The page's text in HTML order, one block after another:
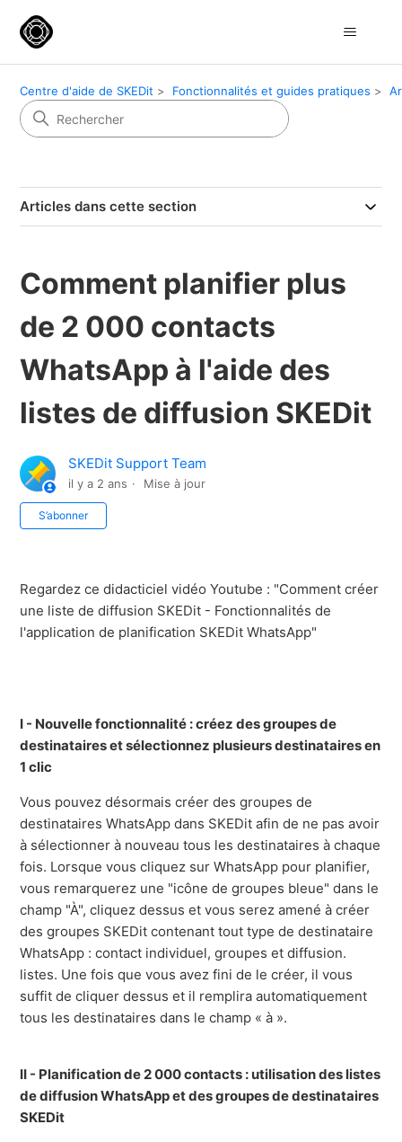
Centre d'aide de SKEDit Fonctionnalités et guides pratiques
Articles dans cette section
Comment planifier plus
de 2 000 contacts
WhatsApp à l'aide des
listes de diffusion SKEDit
SKEDit Support Team
il y a 2 ans Mise à jour
S’abonner
Regardez ce didacticiel vidéo Youtube : "Comment créer
une liste de diffusion SKEDit - Fonctionnalités de
l'application de planification SKEDit WhatsApp"
I - Nouvelle fonctionnalité : créez des groupes de
destinataires et sélectionnez plusieurs destinataires en
1 clic
Vous pouvez désormais créer des groupes de
destinataires WhatsApp dans SKEDit afin de ne pas avoir
à sélectionner à nouveau tous les destinataires à chaque
fois. Lorsque vous cliquez sur WhatsApp pour planifier,
vous remarquerez une "icône de groupes bleue" dans le
champ "À", cliquez dessus et vous serez amené à créer
des groupes SKEDit contenant tout type de destinataire
WhatsApp : contact individuel, groupes et diffusion.
listes. Une fois que vous avez fini de le créer, il vous
suffit de cliquer dessus et il remplira automatiquement
tous les destinataires dans le champ « à ».
II - Planification de 2 000 contacts : utilisation des listes
de diffusion WhatsApp et des groupes de destinataires
SKEDit